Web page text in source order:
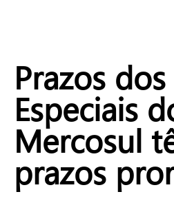
Prazos
Especiais
Mercosul
prazos